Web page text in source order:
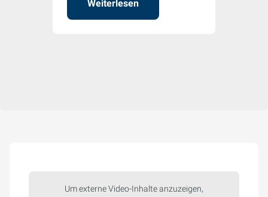
Weiterlesen
Um externe Video-Inhalte anzuzeigen,